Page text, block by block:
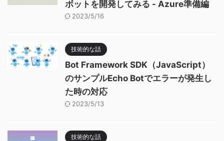
ボットを開発してみる - Azure準備編
2023/5/16
技術的な話
Bot Framework SDK（JavaScript）
のサンプルEcho Botでエラーが発生し
た時の対応
2023/5/13
技術的な話